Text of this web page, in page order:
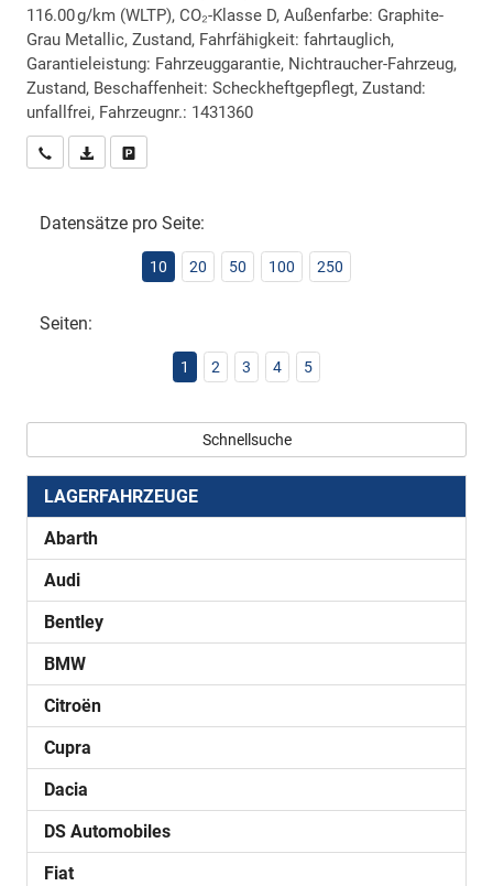
116.00 g/km (WLTP), CO₂-Klasse D, Außenfarbe: Graphite-
Grau Metallic, Zustand, Fahrfähigkeit: fahrtauglich,
Garantieleistung: Fahrzeuggarantie, Nichtraucher-Fahrzeug,
Zustand, Beschaffenheit: Scheckheftgepflegt, Zustand:
unfallfrei, Fahrzeugnr.: 1431360
Wir rufen Sie anPDF-Datei, Fahrzeugexposé drucken
Datensätze pro Seite:
10 20 50 100 250
Seiten:
1 2 3 4 5
Schnellsuche
LAGERFAHRZEUGE
Abarth
Audi
Bentley
BMW
Citroën
Cupra
Dacia
DS Automobiles
Fiat